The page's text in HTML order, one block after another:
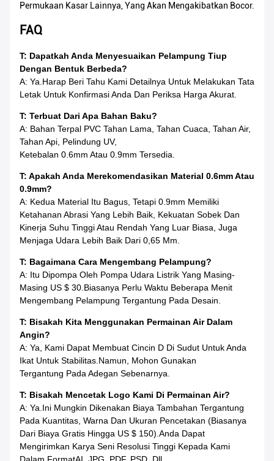
Permukaan Kasar Lainnya, Yang Akan Mengakibatkan Bocor.
FAQ
T: Dapatkah Anda Menyesuaikan Pelampung Tiup
Dengan Bentuk Berbeda?
A: Ya.Harap Beri Tahu Kami Detailnya Untuk Melakukan Tata
Letak Untuk Konfirmasi Anda Dan Periksa Harga Akurat.
T: Terbuat Dari Apa Bahan Baku?
A: Bahan Terpal PVC Tahan Lama, Tahan Cuaca, Tahan Air,
Tahan Api, Pelindung UV,
Ketebalan 0.6mm Atau 0.9mm Tersedia.
T: Apakah Anda Merekomendasikan Material 0.6mm Atau
0.9mm?
A: Kedua Material Itu Bagus, Tetapi 0.9mm Memiliki
Ketahanan Abrasi Yang Lebih Baik, Kekuatan Sobek Dan
Kinerja Suhu Tinggi Atau Rendah Yang Luar Biasa, Juga
Menjaga Udara Lebih Baik Dari 0,65 Mm.
T: Bagaimana Cara Mengembang Pelampung?
A: Itu Dipompa Oleh Pompa Udara Listrik Yang Masing-
Masing US $ 30.Biasanya Perlu Waktu Beberapa Menit
Mengembang Pelampung Tergantung Pada Desain.
T: Bisakah Kita Menggunakan Permainan Air Dalam
Angin?
A: Ya, Kami Dapat Membuat Cincin D Di Sudut Untuk Anda
Ikat Untuk Stabilitas.Namun, Mohon Gunakan
Tergantung Pada Adegan Sebenarnya.
T: Bisakah Mencetak Logo Kami Di Permainan Air?
A: Ya.Ini Mungkin Dikenakan Biaya Tambahan Tergantung
Pada Kuantitas, Warna Dan Ukuran Pencetakan (biasanya
Dari Biaya Gratis Hingga US $ 150).Anda Dapat
Mengirimkan Karya Seni Resolusi Tinggi Kepada Kami